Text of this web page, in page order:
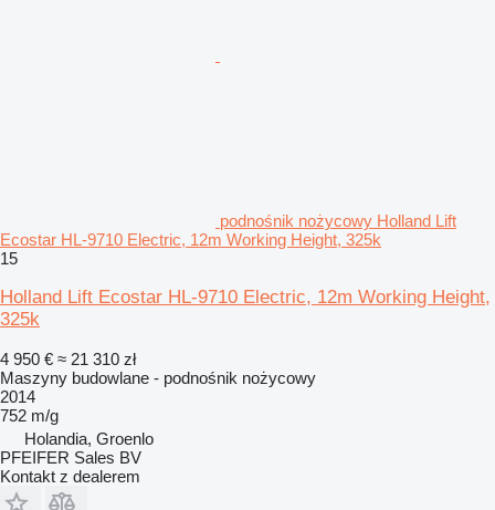
podnośnik nożycowy Holland Lift
Ecostar HL-9710 Electric, 12m Working Height, 325k
15
Holland Lift Ecostar HL-9710 Electric, 12m Working Height,
325k
4 950 € ≈ 21 310 zł
Maszyny budowlane - podnośnik nożycowy
2014
752 m/g
Holandia, Groenlo
PFEIFER Sales BV
Kontakt z dealerem